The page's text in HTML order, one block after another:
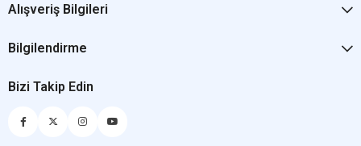
Alışveriş Bilgileri
Bilgilendirme
Bizi Takip Edin